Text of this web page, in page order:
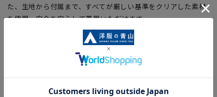
た、生地から付属まで、すべてが厳しい基準をクリアした素材
を使用、安全を安心して着用いただけます。
【シルエット】《やや細め(スッキリ)》 (当社比)
【商品に関するご注意】
■ゆとり感には個人差があります。サイズ表を確認の上、ご購
入の目安としてご利用ください。